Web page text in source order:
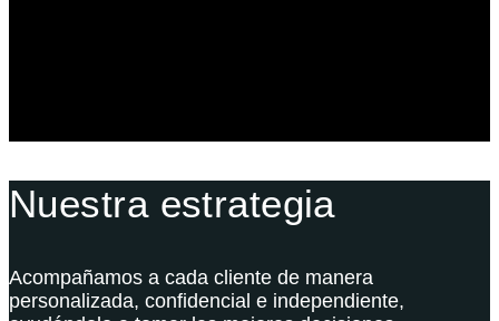
Nuestra estrategia
Acompañamos a cada cliente de manera
personalizada, confidencial e independiente,